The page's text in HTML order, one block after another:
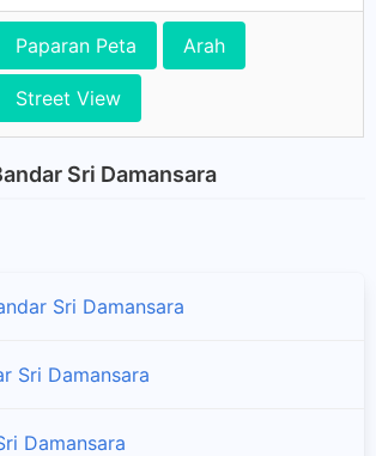
Paparan Peta Arah
Street View
Sri Damansara
Sri Damansara
Sri Damansara
Damansara